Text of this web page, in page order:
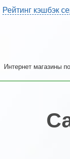
Рейтинг кэшбэк
Интернет магазины